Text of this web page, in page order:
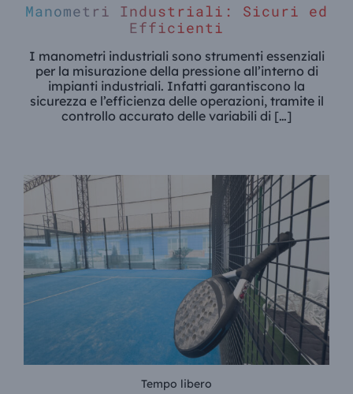
Manometri Industriali: Sicuri ed
Efficienti
I manometri industriali sono strumenti essenziali
per la misurazione della pressione all’interno di
impianti industriali. Infatti garantiscono la
sicurezza e l’efficienza delle operazioni, tramite il
controllo accurato delle variabili di […]
Tempo libero